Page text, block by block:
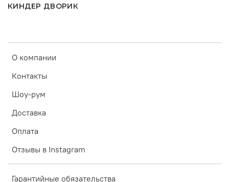
КИНДЕР ДВОРИК
О компании
Контакты
Шоу-рум
Доставка
Оплата
Отзывы в Instagram
Гарантийные обязательства